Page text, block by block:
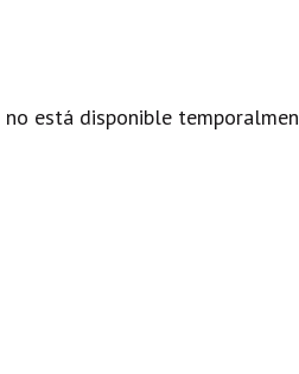
está disponible